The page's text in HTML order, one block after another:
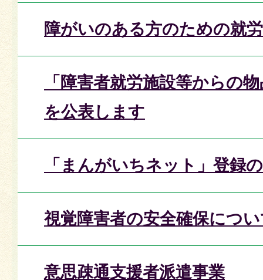
障がいのある方のための就
「障害者就労施設等からの
を公表します
「まんがいちネット」登録
視覚障害者の安全確保につ
意思疎通支援者派遣事業